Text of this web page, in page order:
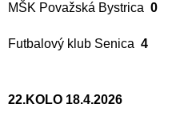
MŠK Považská Bystrica 0
Futbalový klub Senica 4
22.KOLO 18.4.2026